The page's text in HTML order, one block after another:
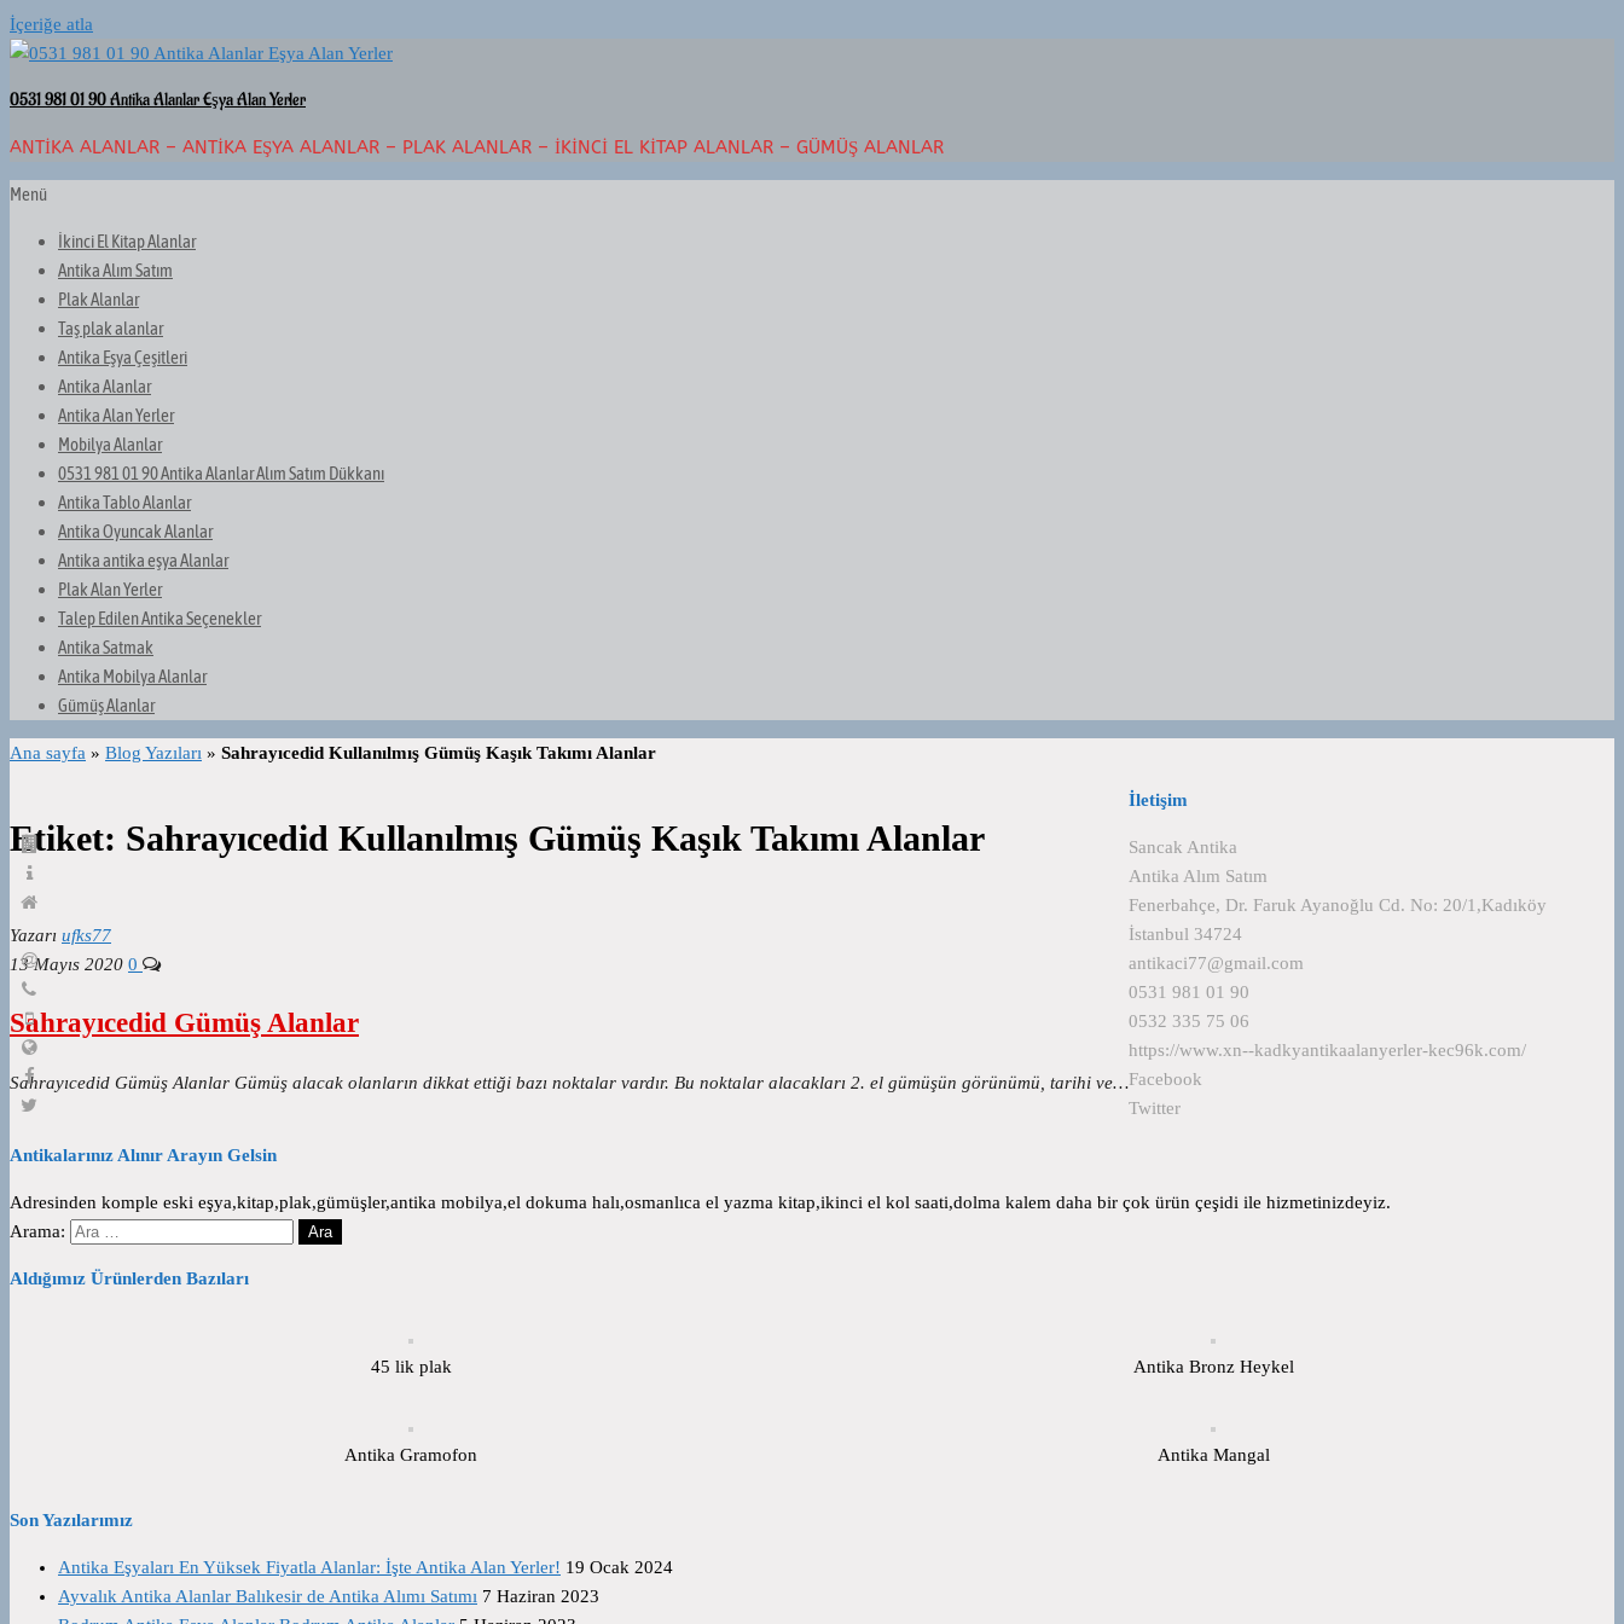
İçeriğe atla
0531 981 01 90 Antika Alanlar Eşya Alan Yerler
ANTIKA ALANLAR – ANTIKA EŞYA ALANLAR – PLAK ALANLAR – İKINCI EL KITAP ALANLAR – GÜMÜŞ ALANLAR
Menü
İkinci El Kitap Alanlar
Antika Alım Satım
Plak Alanlar
Taş plak alanlar
Antika Eşya Çeşitleri
Antika Alanlar
Antika Alan Yerler
Mobilya Alanlar
0531 981 01 90 Antika Alanlar Alım Satım Dükkanı
Antika Tablo Alanlar
Antika Oyuncak Alanlar
Antika antika eşya Alanlar
Plak Alan Yerler
Talep Edilen Antika Seçenekler
Antika Satmak
Antika Mobilya Alanlar
Gümüş Alanlar
Ana sayfa » Blog Yazıları » Sahrayıcedid Kullanılmış Gümüş Kaşık Takımı Alanlar
Etiket: Sahrayıcedid Kullanılmış Gümüş Kaşık Takımı Alanlar
Yazarı ufks77
13 Mayıs 2020 0
Sahrayıcedid Gümüş Alanlar
Sahrayıcedid Gümüş Alanlar Gümüş alacak olanların dikkat ettiği bazı noktalar vardır. Bu noktalar alacakları 2. el gümüşün görünümü, tarihi ve…
İletişim
Sancak Antika
Antika Alım Satım
Fenerbahçe, Dr. Faruk Ayanoğlu Cd. No: 20/1,Kadıköy
İstanbul 34724
antikaci77@gmail.com
0531 981 01 90
0532 335 75 06
https://www.xn--kadkyantikaalanyerler-kec96k.com/
Facebook
Twitter
Antikalarınız Alınır Arayın Gelsin
Adresinden komple eski eşya,kitap,plak,gümüşler,antika mobilya,el dokuma halı,osmanlıca el yazma kitap,ikinci el kol saati,dolma kalem daha bir çok ürün çeşidi ile hizmetinizdeyiz.
Arama:
Aldığımız Ürünlerden Bazıları
45 lik plak Antika Bronz Heykel
Antika Gramofon Antika Mangal
Son Yazılarımız
Antika Eşyaları En Yüksek Fiyatla Alanlar: İşte Antika Alan Yerler! 19 Ocak 2024
Ayvalık Antika Alanlar Balıkesir de Antika Alımı Satımı 7 Haziran 2023